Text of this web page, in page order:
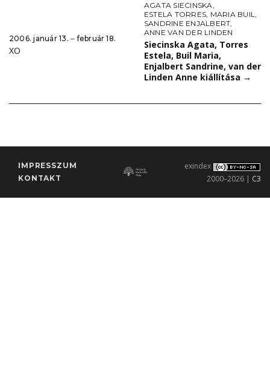
2006. január 13. ‒ február 18.
XO
AGATA SIECINSKA,
ESTELA TORRES, MARIA BUIL,
SANDRINE ENJALBERT,
ANNE VAN DER LINDEN
Siecinska Agata, Torres
Estela, Buil Maria,
Enjalbert Sandrine, van der
Linden Anne kiállítása →
IMPRESSZUM
KONTAKT
exindex
2000–2026 | C3